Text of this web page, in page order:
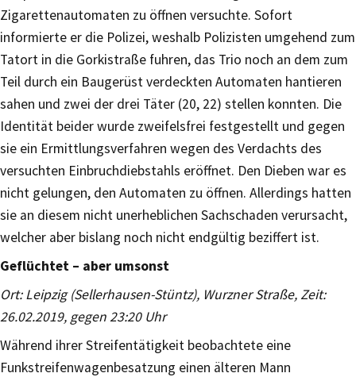
Zigarettenautomaten zu öffnen versuchte. Sofort
informierte er die Polizei, weshalb Polizisten umgehend zum
Tatort in die Gorkistraße fuhren, das Trio noch an dem zum
Teil durch ein Baugerüst verdeckten Automaten hantieren
sahen und zwei der drei Täter (20, 22) stellen konnten. Die
Identität beider wurde zweifelsfrei festgestellt und gegen
sie ein Ermittlungsverfahren wegen des Verdachts des
versuchten Einbruchdiebstahls eröffnet. Den Dieben war es
nicht gelungen, den Automaten zu öffnen. Allerdings hatten
sie an diesem nicht unerheblichen Sachschaden verursacht,
welcher aber bislang noch nicht endgültig beziffert ist.
Geflüchtet – aber umsonst
Ort: Leipzig (Sellerhausen-Stüntz), Wurzner Straße, Zeit:
26.02.2019, gegen 23:20 Uhr
Während ihrer Streifentätigkeit beobachtete eine
Funkstreifenwagenbesatzung einen älteren Mann